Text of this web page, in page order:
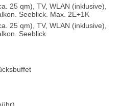
25 qm), TV, WLAN (inklusive),
Seeblick. Max. 2E+1K
25 qm), TV, WLAN (inklusive),
Seeblick